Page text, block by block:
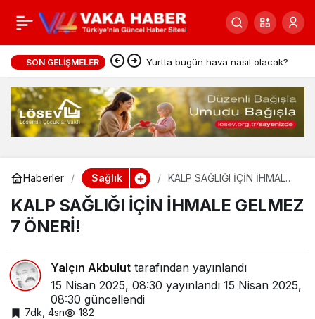
SON GELIŞMELER Yurtta bugün hava nasıl olacak?
Haberler Sağlık
KALP SAĞLIĞI İÇİN İHMALE
KALP SAĞLIĞI İÇİN İHMALE GELMEZ
7 ÖNERİ!
Yalçın Akbulut tarafından yayınlandı
15 Nisan 2025, 08:30 yayınlandı 15 Nisan 2025,
08:30 güncellendi
7dk, 4sn 182
2035’te her dört kişiden
biri obez olabilir
0 Paylaş